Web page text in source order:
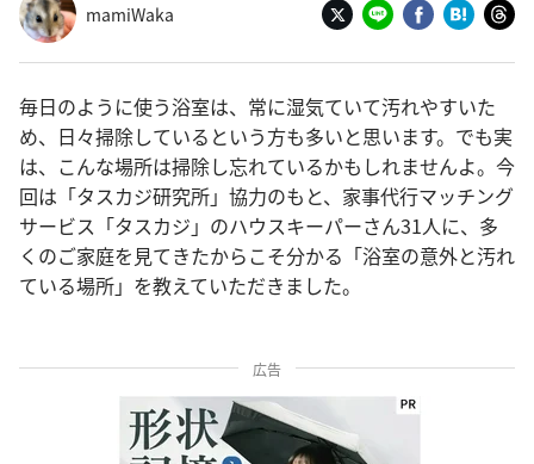
mamiWaka
毎日のように使う浴室は、常に湿気ていて汚れやすいた
め、日々掃除しているという方も多いと思います。でも実
は、こんな場所は掃除し忘れているかもしれませんよ。今
回は「タスカジ研究所」協力のもと、家事代行マッチング
サービス「タスカジ」のハウスキーパーさん31人に、多
くのご家庭を見てきたからこそ分かる「浴室の意外と汚れ
ている場所」を教えていただきました。
広告